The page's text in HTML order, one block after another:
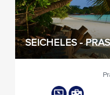
SEICHELES -